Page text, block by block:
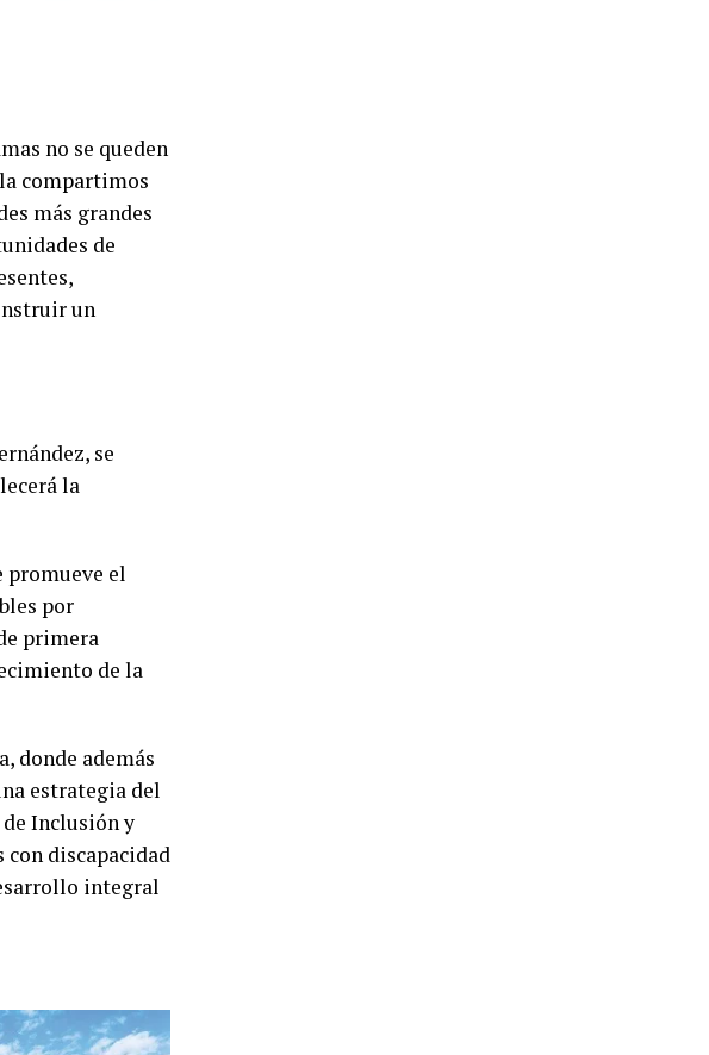
no se queden
compartimos
más grandes
de
un
se
la
promueve el
por
primera
de la
donde además
estrategia del
Inclusión y
con discapacidad
integral